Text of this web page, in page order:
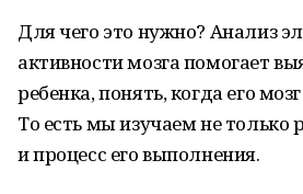
Для чего это нужно? Анализ
активности мозга помогает
ребенка, понять, когда его
То есть мы изучаем не только
и процесс его выполнения.